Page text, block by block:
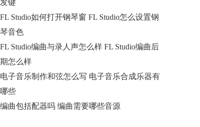
发键
FL Studio如何打开钢琴窗 FL Studio怎么设置钢
琴音色
FL Studio编曲与录人声怎么样 FL Studio编曲后
期怎么样
电子音乐制作和弦怎么写 电子音乐合成乐器有
哪些
编曲包括配器吗 编曲需要哪些音源